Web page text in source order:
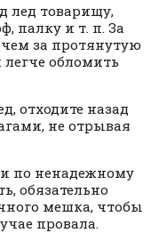
лед товарищу,
палку и т. п. За
за протянутую
обломить
отходите назад
не отрывая
по ненадежному
обязательно
мешка, чтобы
провала.